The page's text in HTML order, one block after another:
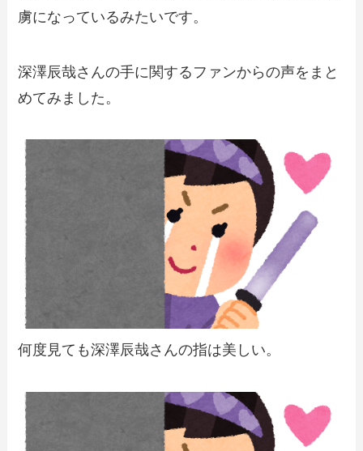
虜になっているみたいです。
深澤辰哉さんの手に関するファンからの声をまと
めてみました。
何度見ても深澤辰哉さんの指は美しい。